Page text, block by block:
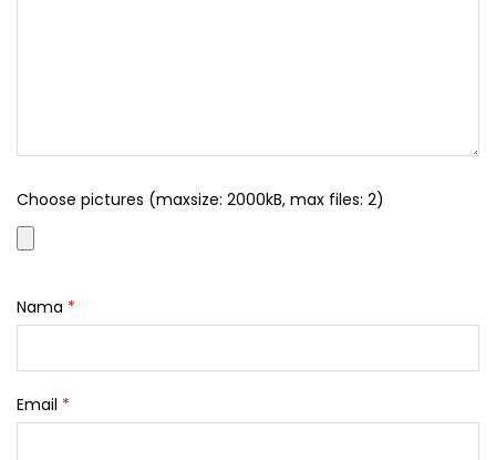
Choose pictures (maxsize: 2000kB, max files: 2)
Nama *
Email *